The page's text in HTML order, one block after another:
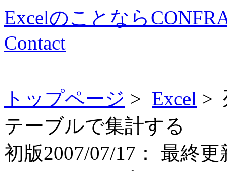
Excelのことなら
Contact
トップページ > Excel >
テーブルで集計する
初版2007/07/17： 最終更